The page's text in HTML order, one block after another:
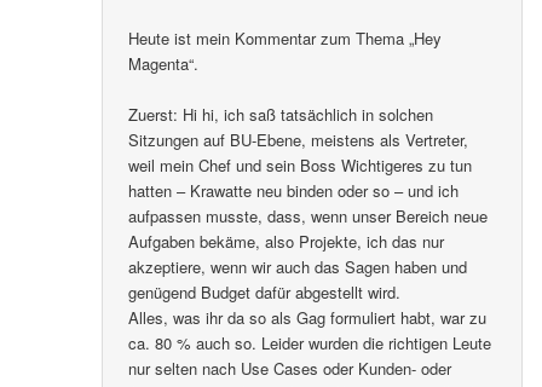
Heute ist mein Kommentar zum Thema „Hey
Magenta“.
Zuerst: Hi hi, ich saß tatsächlich in solchen
Sitzungen auf BU-Ebene, meistens als Vertreter,
weil mein Chef und sein Boss Wichtigeres zu tun
hatten – Krawatte neu binden oder so – und ich
aufpassen musste, dass, wenn unser Bereich neue
Aufgaben bekäme, also Projekte, ich das nur
akzeptiere, wenn wir auch das Sagen haben und
genügend Budget dafür abgestellt wird.
Alles, was ihr da so als Gag formuliert habt, war zu
ca. 80 % auch so. Leider wurden die richtigen Leute
nur selten nach Use Cases oder Kunden- oder